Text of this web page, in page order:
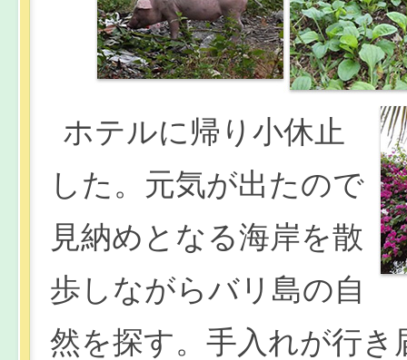
ホテルに帰り小休止
した。元気が出たので
見納めとなる海岸を散
歩しながらバリ島の自
然を探す。手入れが行